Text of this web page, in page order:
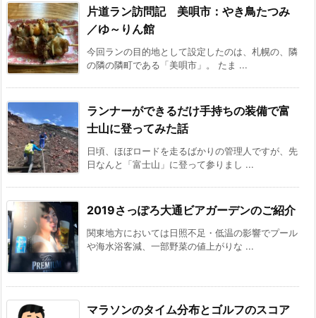
片道ラン訪問記 美唄市：やき鳥たつみ
／ゆ～りん館
今回ランの目的地として設定したのは、札幌の、隣
の隣の隣町である「美唄市」。 たま ...
ランナーができるだけ手持ちの装備で富
士山に登ってみた話
日頃、ほぼロードを走るばかりの管理人ですが、先
日なんと「富士山」に登って参りまし ...
2019さっぽろ大通ビアガーデンのご紹介
関東地方においては日照不足・低温の影響でプール
や海水浴客減、一部野菜の値上がりな ...
マラソンのタイム分布とゴルフのスコア